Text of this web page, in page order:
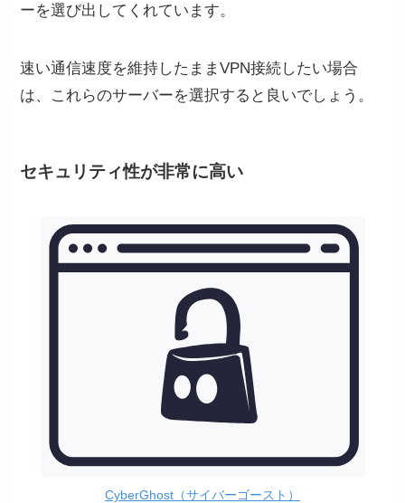
ーを選び出してくれています。
速い通信速度を維持したままVPN接続したい場合
は、これらのサーバーを選択すると良いでしょう。
セキュリティ性が非常に高い
CyberGhost（サイバーゴースト）